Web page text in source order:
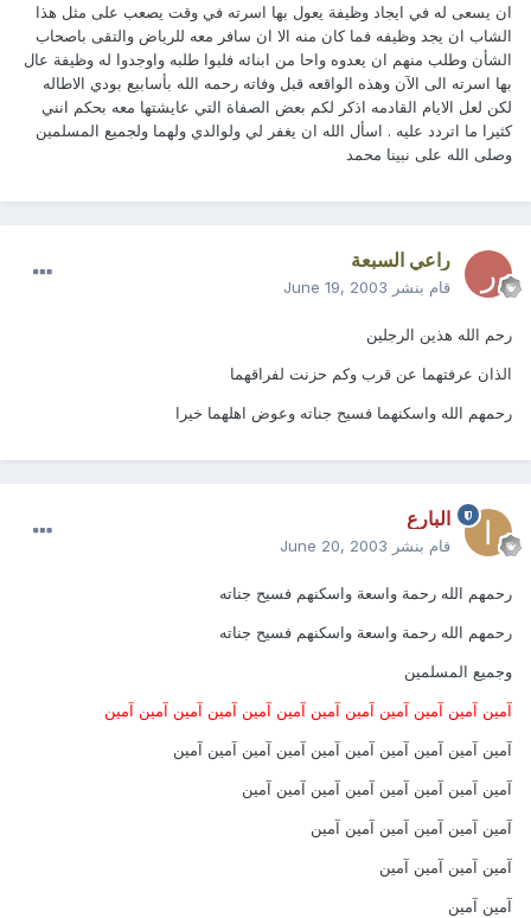
ان يسعى له في ايجاد وظيفة يعول بها اسرته في وقت يصعب على مثل هذا
الشاب ان يجد وظيفه فما كان منه الا ان سافر معه للرياض والتقى باصحاب
الشأن وطلب منهم ان يعدوه واحا من ابنائه فلبوا طلبه واوجدوا له وظيفة عال
بها اسرته الى الآن وهذه الواقعه قبل وفاته رحمه الله بأسابيع بودي الاطاله
لكن لعل الايام القادمه اذكر لكم بعض الصفاة التي عايشتها معه بحكم انني
كثيرا ما اتردد عليه . اسأل الله ان يغفر لي ولوالدي ولهما ولجميع المسلمين
وصلى الله على نبينا محمد
راعي السبعة
قام بنشر June 19, 2003
رحم الله هذين الرجلين
الذان عرفتهما عن قرب وكم حزنت لفراقهما
رحمهم الله واسكنهما فسيح جناته وعوض اهلهما خيرا
البارع
قام بنشر June 20, 2003
رحمهم الله رحمة واسعة واسكنهم فسيح جناته
رحمهم الله رحمة واسعة واسكنهم فسيح جناته
وجميع المسلمين
آمين آمين آمين آمين آمين آمين آمين آمين آمين آمين آمين آمين
آمين آمين آمين آمين آمين آمين آمين آمين آمين آمين
آمين آمين آمين آمين آمين آمين آمين آمين
آمين آمين آمين آمين آمين آمين
آمين آمين آمين آمين
آمين آمين